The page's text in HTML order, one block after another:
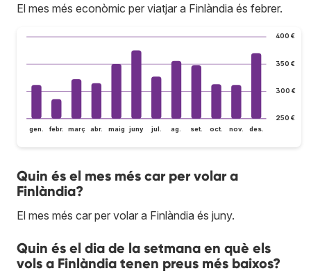
El mes més econòmic per viatjar a Finlàndia és febrer.
250 €
300 €
350 €
400 €
gen. febr. març abr. maig juny jul. ag. set. oct. nov. des.
Quin és el mes més car per volar a
Finlàndia?
El mes més car per volar a Finlàndia és juny.
Quin és el dia de la setmana en què els
vols a Finlàndia tenen preus més baixos?